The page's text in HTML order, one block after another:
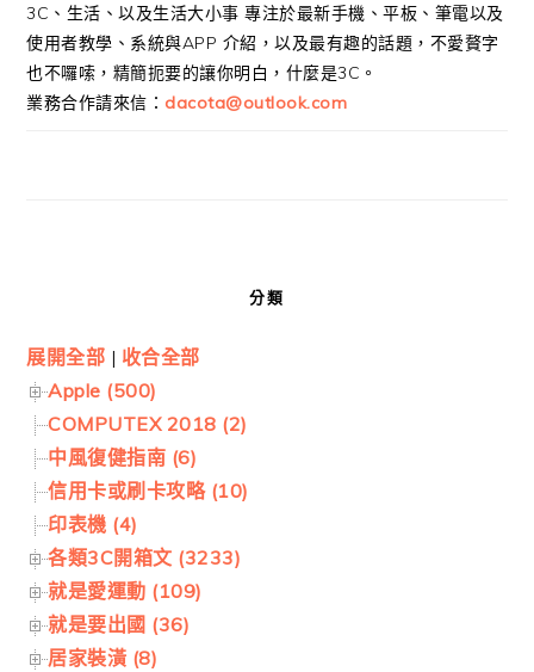
3C、生活、以及生活大小事 專注於最新手機、平板、筆電以及
使用者教學、系統與APP 介紹，以及最有趣的話題，不愛贅字
也不囉嗦，精簡扼要的讓你明白，什麼是3C。
業務合作請來信： dacota@outlook.com
分類
展開全部 | 收合全部
Apple (500)
COMPUTEX 2018 (2)
中風復健指南 (6)
信用卡或刷卡攻略 (10)
印表機 (4)
各類3C開箱文 (3233)
就是愛運動 (109)
就是要出國 (36)
居家裝潢 (8)